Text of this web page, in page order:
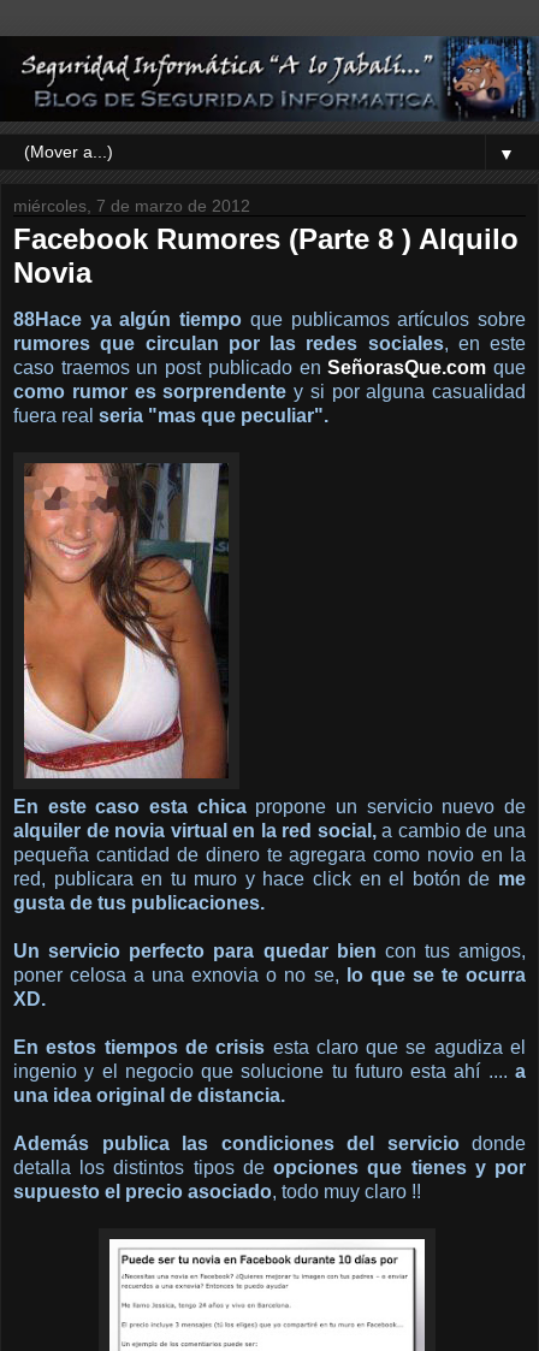
▼
miércoles, 7 de marzo de 2012
Facebook Rumores (Parte 8 ) Alquilo
Novia
88Hace ya algún tiempo que publicamos artículos sobre
rumores que circulan por las redes sociales, en este
caso traemos un post publicado enSeñorasQue.com que
como rumor es sorprendente y si por alguna casualidad
fuera real seria "mas que peculiar".
En este caso esta chica propone un servicio nuevo de
alquiler de novia virtual en la red social,a cambio de una
pequeña cantidad de dinero te agregara como novio en la
red, publicara en tu muro y hace click en el botón de me
gusta de tus publicaciones.
Un servicio perfecto para quedar bien con tus amigos,
poner celosa a una exnovia o no se,
lo que se te ocurra
XD.
En estos tiempos de crisis esta claro que se agudiza el
ingenio y el negocio que solucione tu futuro esta ahí .... a
una idea original de distancia.
Además publica las condiciones del serviciodonde
detalla los distintos tipos deopciones que tienes y por
supuesto el precio asociado, todo muy claro !!